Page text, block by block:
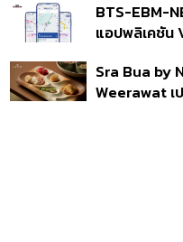
แสนล้าน มั่นใจ
ช่วยไทย พลัส
BTS-EBM-
แอปพลิเคชัน
รถไฟฟ้า 3 สา
ไทม์
Sra Bua by
Weerawat เ